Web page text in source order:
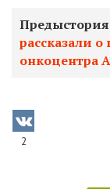
рассказали
онкоцентра
2